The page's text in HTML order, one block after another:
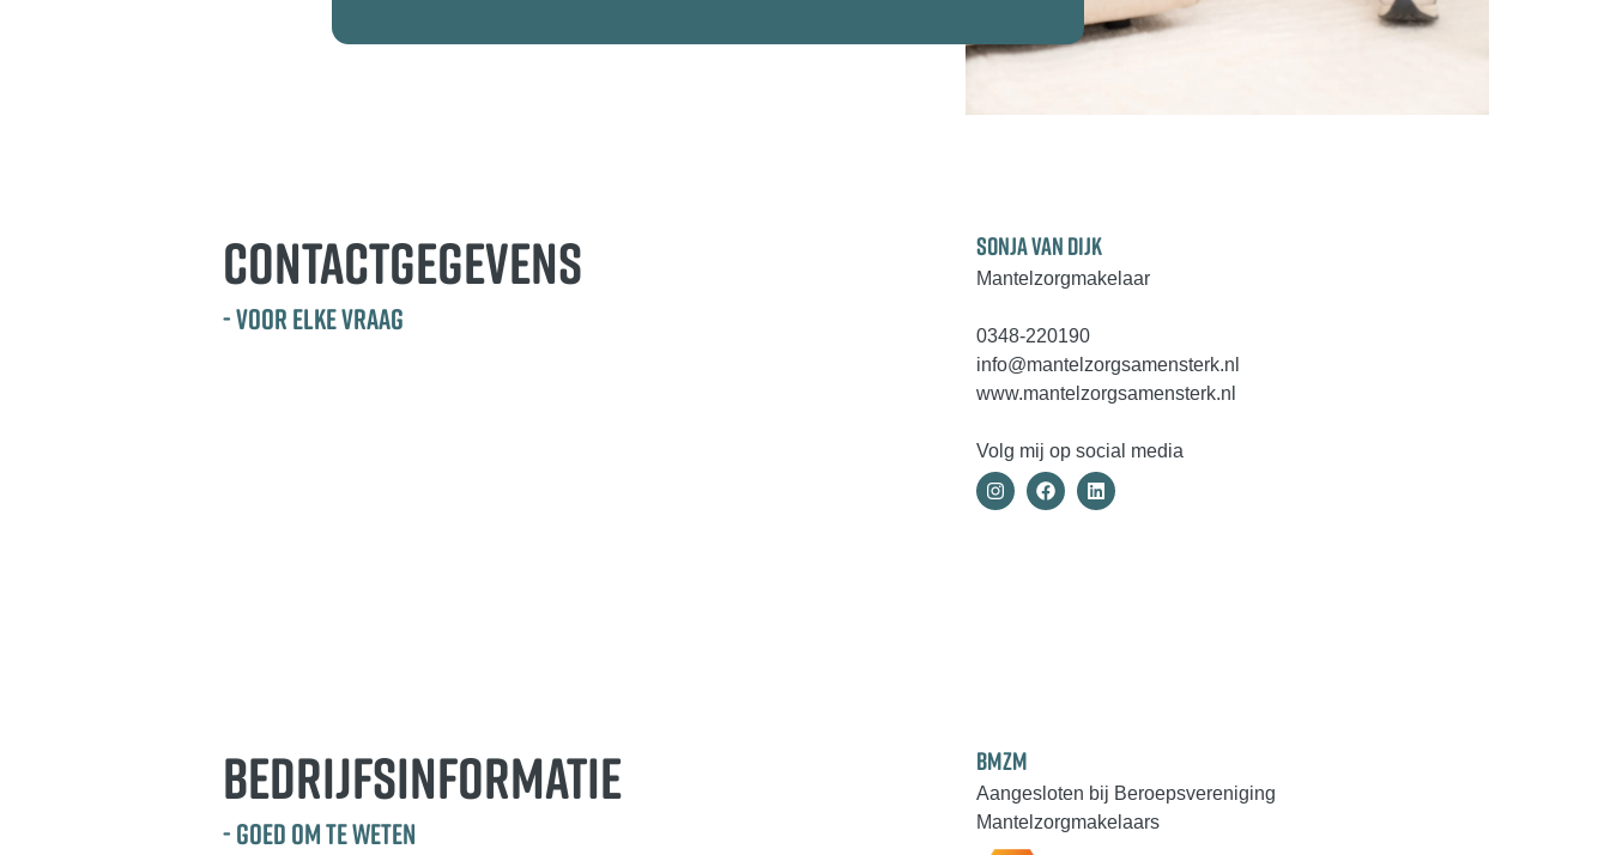
CONTACTGEGEVENS
- VOOR ELKE VRAAG
SONJA VAN DIJK
Mantelzorgmakelaar
0348-220190
info@mantelzorgsamensterk.nl
www.mantelzorgsamensterk.nl
Volg mij op social media
BEDRIJFSINFORMATIE
- GOED OM TE WETEN
BMZM
Aangesloten bij Beroepsvereniging
Mantelzorgmakelaars